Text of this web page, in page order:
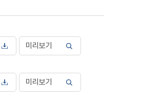
미리보기
미리보기